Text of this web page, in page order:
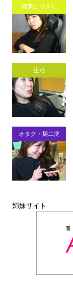
職業なりきり
生活
オタク・厨二病
姉妹サイト